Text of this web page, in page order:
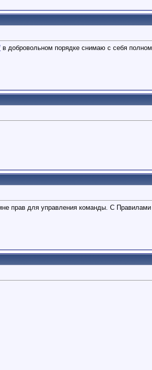
в добровольном порядке снимаю с себя
прав для управления команды. С